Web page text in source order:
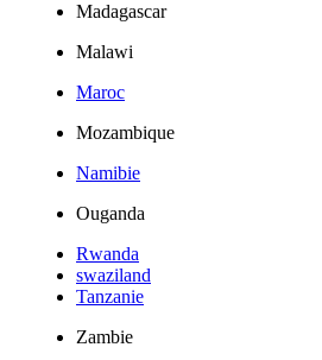
Madagascar
Malawi
Maroc
Mozambique
Namibie
Ouganda
Rwanda
swaziland
Tanzanie
Zambie